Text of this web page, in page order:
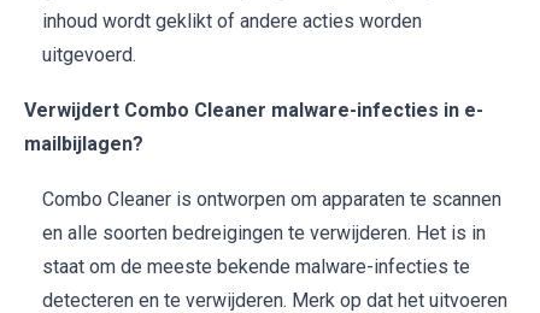
inhoud wordt geklikt of andere acties worden
uitgevoerd.
Verwijdert Combo Cleaner malware-infecties in e-
mailbijlagen?
Combo Cleaner is ontworpen om apparaten te scannen
en alle soorten bedreigingen te verwijderen. Het is in
staat om de meeste bekende malware-infecties te
detecteren en te verwijderen. Merk op dat het uitvoeren